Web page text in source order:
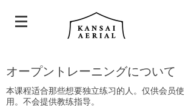
オープントレーニングについて
本课程适合那些想要独立练习的人。仅供会员使
用。不会提供教练指导。